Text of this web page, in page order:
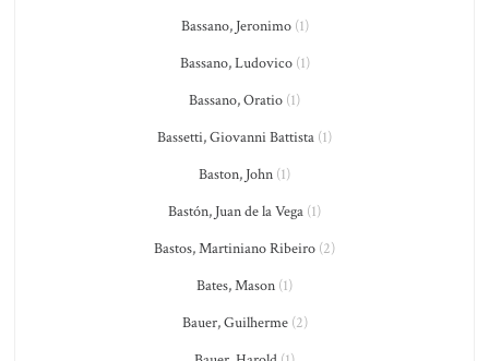
Bassano, Jeronimo(1)
Bassano, Ludovico(1)
Bassano, Oratio (1)
Bassetti, Giovanni Battista (1)
Baston, John (1)
Bastón, Juan de la Vega (1)
Bastos, Martiniano Ribeiro (2)
Bates, Mason (1)
Bauer, Guilherme(2)